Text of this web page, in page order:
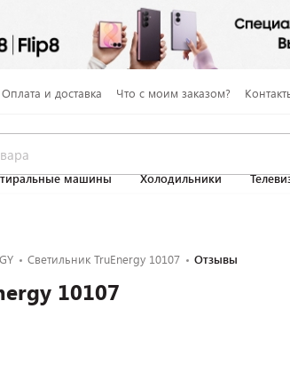
Оплата и доставка Что с моим заказом?
машины Холодильники
Светильник TruEnergy 10107 Отзывы
10107